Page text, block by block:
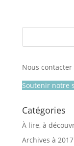
Nous contacter
Soutenir notre
Catégories
À lire, à
Archives à 2017